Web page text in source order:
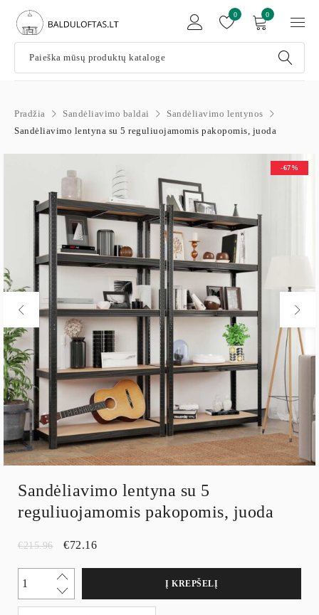
0
0
Pradžia Sandėliavimo baldai
Sandėliavimo lentynos
Sandėliavimo lentyna su 5 reguliuojamomis pakopomis, juoda
-67%
Sandėliavimo lentyna su 5
reguliuojamomis pakopomis, juoda
€215.96 €72.16
Į KREPŠELĮ